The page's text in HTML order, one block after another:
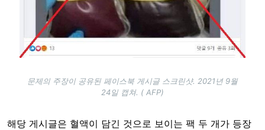
문제의 주장이 공유된 페이스북 게시글 스크린샷. 2021년 9월
24일 캡쳐. ( AFP)
해당 게시글은 혈액이 담긴 것으로 보이는 팩 두 개가 등장